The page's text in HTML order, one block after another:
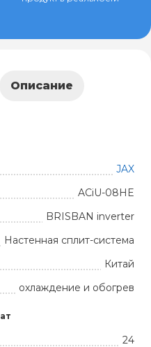
Описание
JAX
ACiU-08HE
BRISBAN inverter
Настенная сплит-система
Китай
охлаждение и обогрев
24